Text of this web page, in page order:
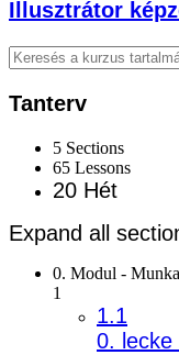
Illusztrátor
Tanterv
5 Sections
65 Lessons
20 Hét
Expand all
0. Modul -
1
1.1
0. lecke